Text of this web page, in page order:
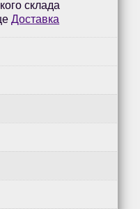
склада
Доставка